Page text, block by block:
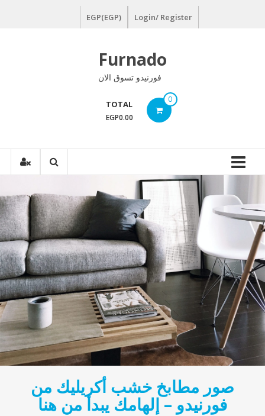
Login/ Register
EGP(EGP)
Furnado
فورنيدو تسوق الان
0
TOTAL
EGP0.00
صور مطابخ خشب أكريليك من
فورنيدو – إلهامك يبدأ من هنا